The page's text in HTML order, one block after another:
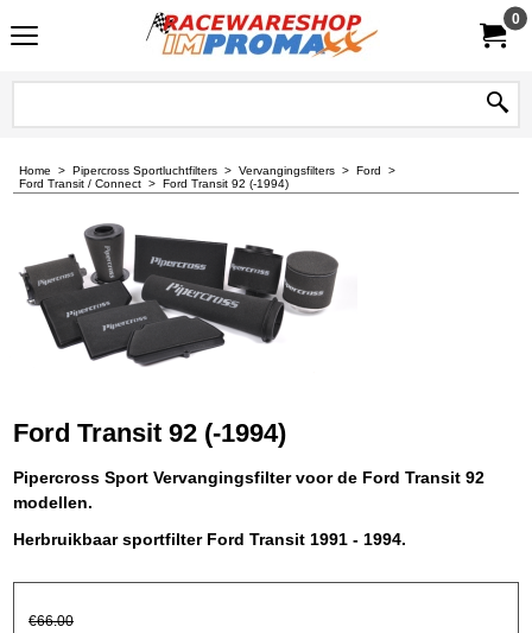
0
Home > Pipercross Sportluchtfilters > Vervangingsfilters > Ford >
Ford Transit / Connect > Ford Transit 92 (-1994)
Ford Transit 92 (-1994)
Pipercross Sport Vervangingsfilter voor de Ford Transit 92
modellen.
Herbruikbaar sportfilter Ford Transit 1991 - 1994.
€66.00